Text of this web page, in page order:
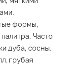
формы,
Часто
дуба, сосны.
грубая